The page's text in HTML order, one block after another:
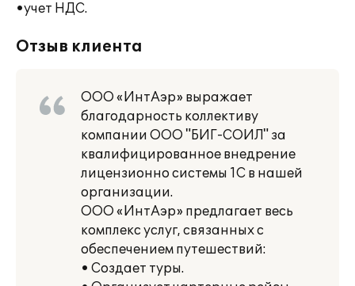
•учет НДС.
Отзыв клиента
ООО «ИнтАэр» выражает
благодарность коллективу
компании ООО "БИГ-СОИЛ" за
квалифицированное внедрение
лицензионно системы 1С в нашей
организации.
ООО «ИнтАэр» предлагает весь
комплекс услуг, связанных с
обеспечением путешествий:
• Создает туры.